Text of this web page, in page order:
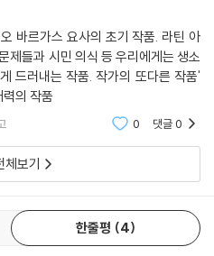
제목은 ‘영웅의 거처’였다. 이후 다시
만족스러운 제목을 찾지는 못했다.
겔 오비에도와 제목을 상의하는 자리
항상 안개에 덮여 있고 작품에 안개
안개’라는 제목을 제안했다. 그러나
’이라는 제목을 추천했다. 바르가스
던 제목이라 외쳤다고 한다.
신입생을 가리키는 은어이다. 상급생
묵인하고 때로는 동참한다. ‘도시’는
리마이다. 리마는 페루 전체의 문제가
바르가스 요사의 초기 작품. 라틴 아
제들과 시민 의식 등 우리에게는 생소
드러내는 작품. 작가의 또다른 작품'
의 작품
0 댓글0
체보기
한줄평 4